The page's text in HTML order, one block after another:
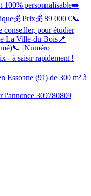
100% personnalisable➡️
Prix💰 89 000 €📞
conseiller, pour étudier
La Ville-du-Bois📍
(Numéro
- à saisir rapidement !